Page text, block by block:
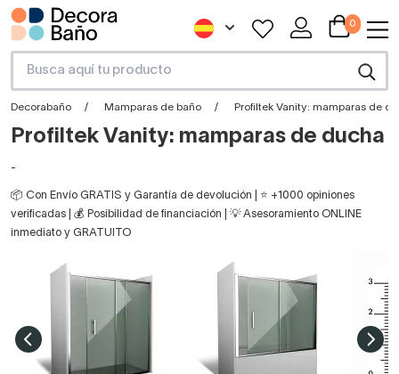
0
Decorabaño Mamparas de baño Profiltek Vanity: mamparas de
Profiltek Vanity: mamparas de ducha
-
📦 Con Envío GRATIS y Garantía de devolución | ⭐ +1000 opiniones
verificadas | 💰 Posibilidad de financiación | 💡 Asesoramiento ONLINE
inmediato y GRATUITO